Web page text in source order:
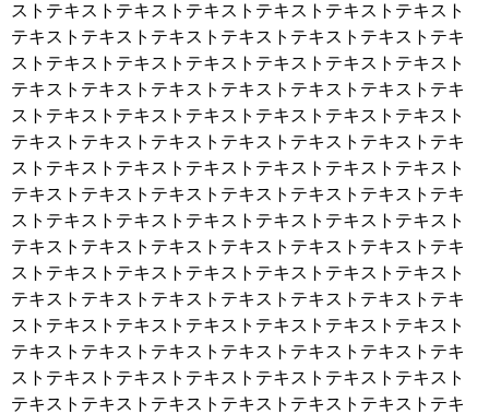
ストテキストテキストテキストテキストテキストテキスト
テキストテキストテキストテキストテキストテキストテキ
ストテキストテキストテキストテキストテキストテキスト
テキストテキストテキストテキストテキストテキストテキ
ストテキストテキストテキストテキストテキストテキスト
テキストテキストテキストテキストテキストテキストテキ
ストテキストテキストテキストテキストテキストテキスト
テキストテキストテキストテキストテキストテキストテキ
ストテキストテキストテキストテキストテキストテキスト
テキストテキストテキストテキストテキストテキストテキ
ストテキストテキストテキストテキストテキストテキスト
テキストテキストテキストテキストテキストテキストテキ
ストテキストテキストテキストテキストテキストテキスト
テキストテキストテキストテキストテキストテキストテキ
ストテキストテキストテキストテキストテキストテキスト
テキストテキストテキストテキストテキストテキストテキ